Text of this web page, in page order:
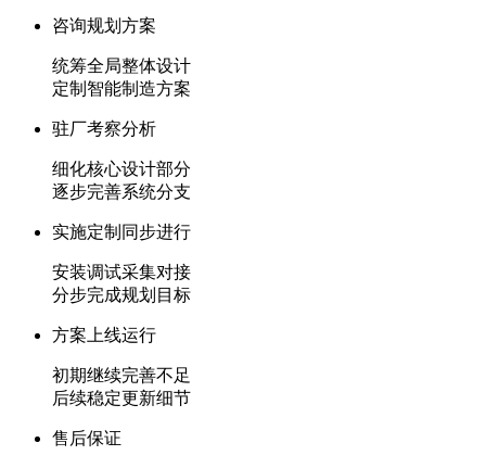
咨询规划方案
统筹全局整体设计
定制智能制造方案
驻厂考察分析
细化核心设计部分
逐步完善系统分支
实施定制同步进行
安装调试采集对接
分步完成规划目标
方案上线运行
初期继续完善不足
后续稳定更新细节
售后保证